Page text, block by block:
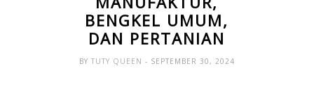
BENGKEL UMUM,
DAN PERTANIAN
BY TUTY QUEEN - SEPTEMBER 30, 2024